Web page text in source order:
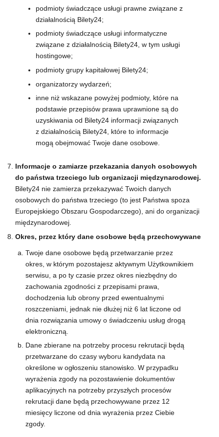
podmioty świadczące usługi prawne związane z
działalnością Bilety24;
podmioty świadczące usługi informatyczne
związane z działalnością Bilety24, w tym usługi
hostingowe;
podmioty grupy kapitałowej Bilety24;
organizatorzy wydarzeń;
inne niż wskazane powyżej podmioty, które na
podstawie przepisów prawa uprawnione są do
uzyskiwania od Bilety24 informacji związanych
z działalnością Bilety24, które to informacje
mogą obejmować Twoje dane osobowe.
Informacje o zamiarze przekazania danych osobowych
do państwa trzeciego lub organizacji międzynarodowej.
Bilety24 nie zamierza przekazywać Twoich danych
osobowych do państwa trzeciego (to jest Państwa spoza
Europejskiego Obszaru Gospodarczego), ani do organizacji
międzynarodowej.
Okres, przez który dane osobowe będą przechowywane
Twoje dane osobowe będą przetwarzanie przez
okres, w którym pozostajesz aktywnym Użytkownikiem
serwisu, a po ty czasie przez okres niezbędny do
zachowania zgodności z przepisami prawa,
dochodzenia lub obrony przed ewentualnymi
roszczeniami, jednak nie dłużej niż 6 lat liczone od
dnia rozwiązania umowy o świadczeniu usług drogą
elektroniczną.
Dane zbierane na potrzeby procesu rekrutacji będą
przetwarzane do czasy wyboru kandydata na
określone w ogłoszeniu stanowisko. W przypadku
wyrażenia zgody na pozostawienie dokumentów
aplikacyjnych na potrzeby przyszłych procesów
rekrutacji dane będą przechowywane przez 12
miesięcy liczone od dnia wyrażenia przez Ciebie
zgody.